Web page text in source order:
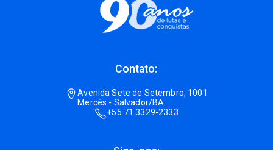
Contato:
Avenida Sete de Setembro, 1001
Mercês - Salvador/BA
+55 71 3329-2333